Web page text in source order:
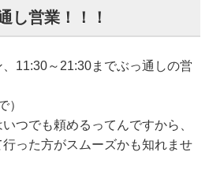
し営業！！！
11:30～21:30までぶっ通しの営
）
つでも頼めるってんですから、
った方がスムーズかも知れませ